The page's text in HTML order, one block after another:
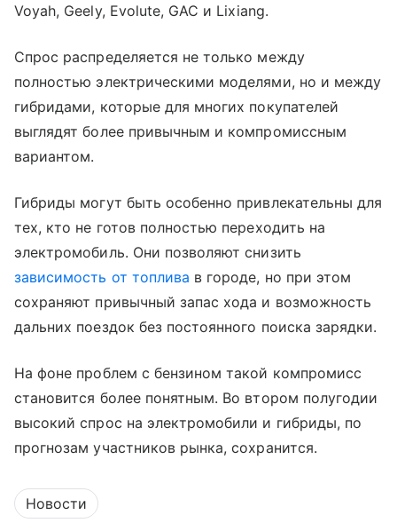
Voyah, Geely, Evolute, GAC и Lixiang.
Спрос распределяется не только между
полностью электрическими моделями, но и между
гибридами, которые для многих покупателей
выглядят более привычным и компромиссным
вариантом.
Гибриды могут быть особенно привлекательны для
тех, кто не готов полностью переходить на
электромобиль. Они позволяют снизить
зависимость от топлива в городе, но при этом
сохраняют привычный запас хода и возможность
дальних поездок без постоянного поиска зарядки.
На фоне проблем с бензином такой компромисс
становится более понятным. Во втором полугодии
высокий спрос на электромобили и гибриды, по
прогнозам участников рынка, сохранится.
Новости